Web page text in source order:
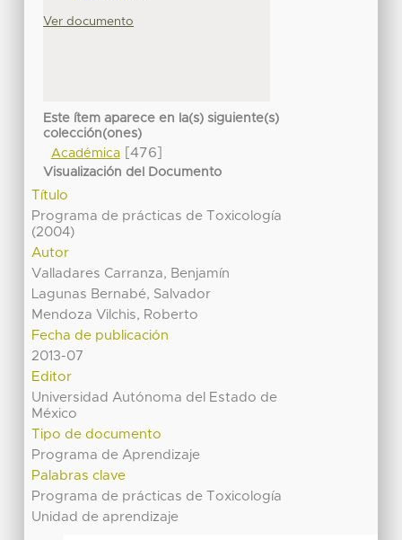
Ver documento
Este ítem aparece en la(s) siguiente(s)
colección(ones)
Académica[476]
Visualización del Documento
Título
Programa de prácticas de Toxicología
(2004)
Autor
Valladares Carranza, Benjamín
Lagunas Bernabé, Salvador
Mendoza Vilchis, Roberto
Fecha de publicación
2013-07
Editor
Universidad Autónoma del Estado de
México
Tipo de documento
Programa de Aprendizaje
Palabras clave
Programa de prácticas de Toxicología
Unidad de aprendizaje